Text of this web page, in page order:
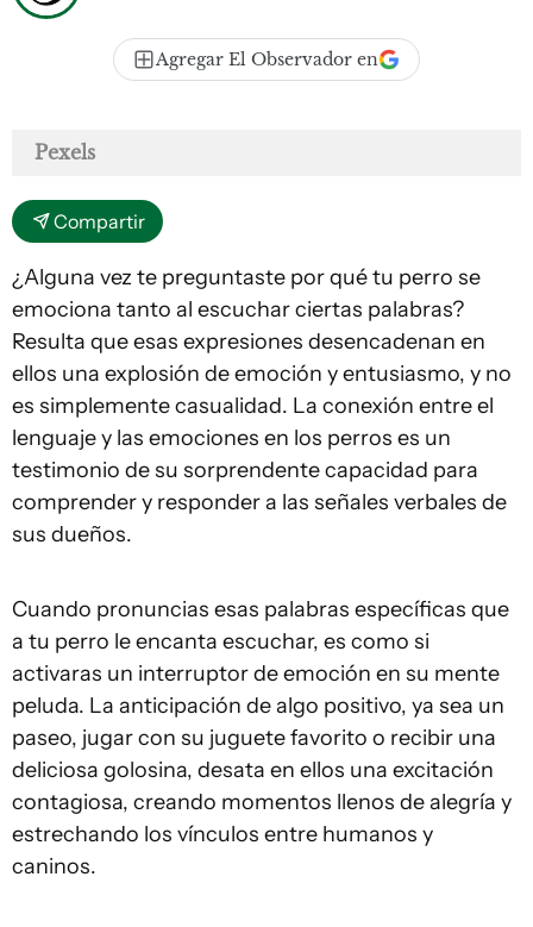
Agregar El Observador en
Pexels
Compartir
¿Alguna vez te preguntaste por qué tu perro se
emociona tanto al escuchar ciertas palabras?
Resulta que esas expresiones desencadenan en
ellos una explosión de emoción y entusiasmo, y no
es simplemente casualidad. La conexión entre el
lenguaje y las emociones en los perros es un
testimonio de su sorprendente capacidad para
comprender y responder a las señales verbales de
sus dueños.
Cuando pronuncias esas palabras específicas que
a tu perro le encanta escuchar, es como si
activaras un interruptor de emoción en su mente
peluda. La anticipación de algo positivo, ya sea un
paseo, jugar con su juguete favorito o recibir una
deliciosa golosina, desata en ellos una excitación
contagiosa, creando momentos llenos de alegría y
estrechando los vínculos entre humanos y
caninos.